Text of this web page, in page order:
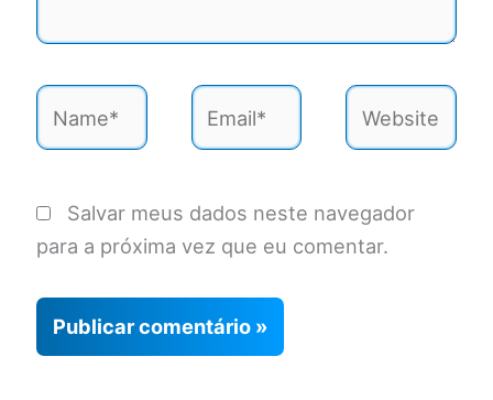
Name* Email* Website
Salvar meus dados neste navegador
para a próxima vez que eu comentar.